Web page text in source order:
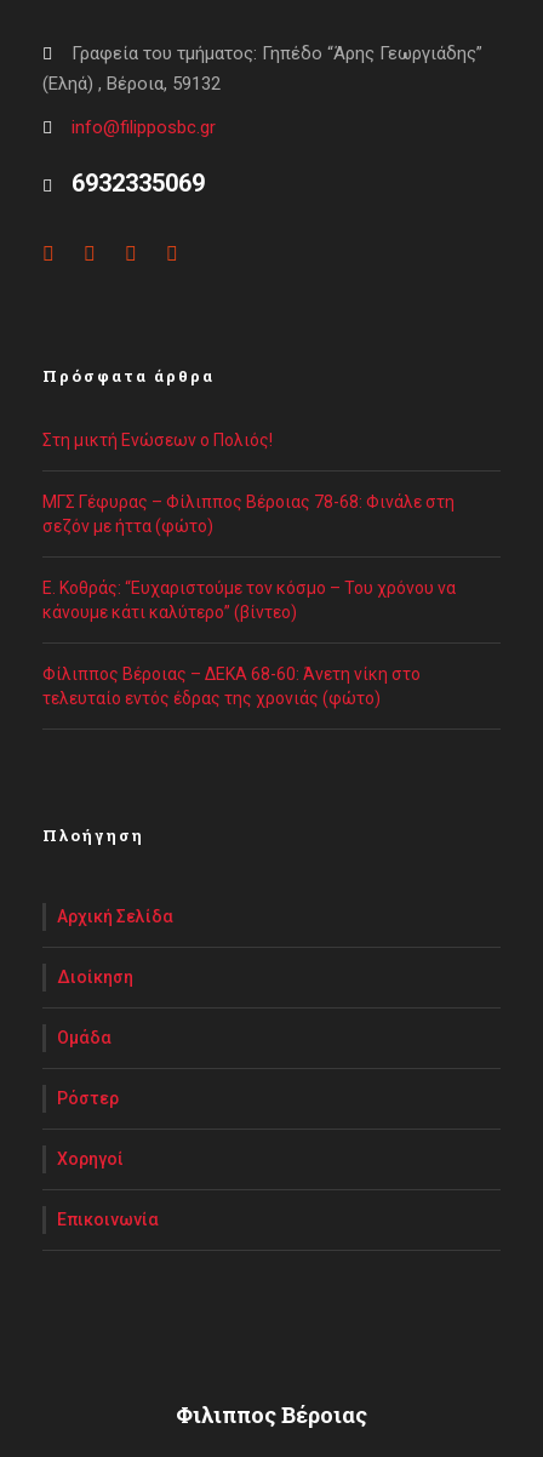
Γραφεία του τμήματος: Γηπέδο “Άρης Γεωργιάδης”
(Εληά) , Βέροια, 59132
info@filipposbc.gr
6932335069
Πρόσφατα άρθρα
Στη μικτή Ενώσεων ο Πολιός!
ΜΓΣ Γέφυρας – Φίλιππος Βέροιας 78-68: Φινάλε στη
σεζόν με ήττα (φώτο)
Ε. Κοθράς: “Ευχαριστούμε τον κόσμο – Του χρόνου να
κάνουμε κάτι καλύτερο” (βίντεο)
Φίλιππος Βέροιας – ΔΕΚΑ 68-60: Άνετη νίκη στο
τελευταίο εντός έδρας της χρονιάς (φώτο)
Πλοήγηση
Αρχική Σελίδα
Διοίκηση
Ομάδα
Ρόστερ
Χορηγοί
Επικοινωνία
Φιλιππος Βέροιας